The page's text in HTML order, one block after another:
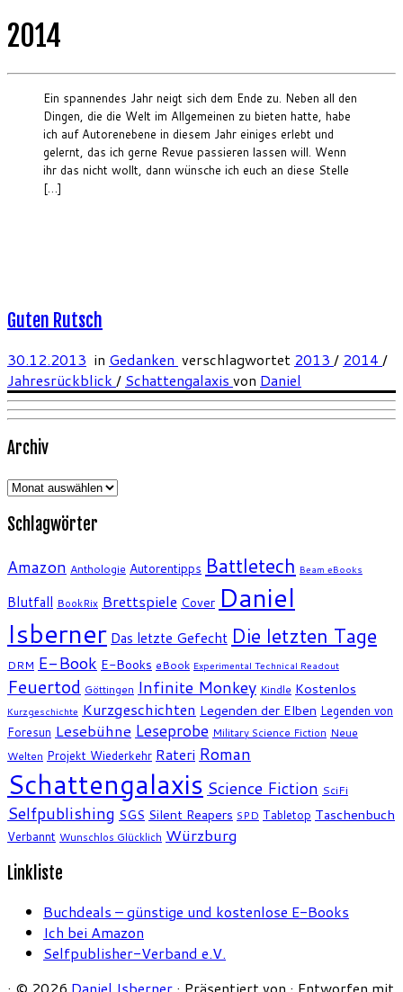
2014
Ein spannendes Jahr neigt sich dem Ende zu. Neben all den
Dingen, die die Welt im Allgemeinen zu bieten hatte, habe
ich auf Autorenebene in diesem Jahr einiges erlebt und
gelernt, das ich gerne Revue passieren lassen will. Wenn
ihr das nicht wollt, dann wünsche ich euch an diese Stelle
[…]
Guten Rutsch
30.12.2013 in Gedanken verschlagwortet 2013 / 2014 /
Jahresrückblick / Schattengalaxis von Daniel
Archiv
Archiv
Schlagwörter
Amazon Anthologie Autorentipps Battletech Beam eBooks
Blutfall BookRix Brettspiele Cover Daniel
Isberner Das letzte Gefecht Die letzten Tage
DRM E-Book E-Books eBook Experimental Technical Readout
Feuertod Göttingen Infinite Monkey Kindle Kostenlos
Kurzgeschichte Kurzgeschichten Legenden der Elben Legenden von
Foresun Lesebühne Leseprobe Military Science Fiction Neue
Welten Projekt Wiederkehr Rateri Roman
Schattengalaxis Science Fiction SciFi
Selfpublishing SGS Silent Reapers SPD Tabletop Taschenbuch
Verbannt Wunschlos Glücklich Würzburg
Linkliste
Buchdeals – günstige und kostenlose E-Books
Ich bei Amazon
Selfpublisher-Verband e.V.
· © 2026 Daniel Isberner · Präsentiert von · Entworfen mit